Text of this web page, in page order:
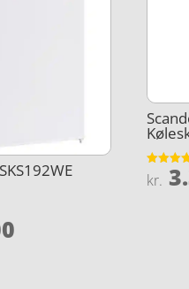
Vurderet
3.8
kr.